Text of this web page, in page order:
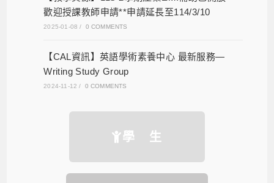
歡迎授課教師申請**申請延長至114/3/10
2025-01-08 / 0 COMMENTS
【CAL資訊】英語學術素養中心 最新服務—
Writing Study Group
2024-11-12 / 0 COMMENTS
學 生